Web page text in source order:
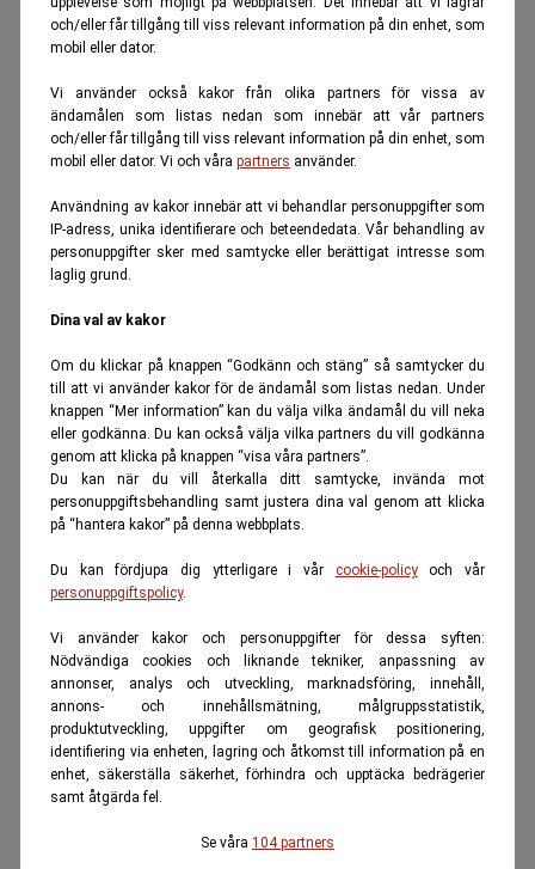
och/eller får tillgång till viss relevant information på din enhet, som
mobil eller dator.
Vi använder också kakor från olika partners för vissa av
ändamålen som listas nedan som innebär att vår partners
och/eller får tillgång till viss relevant information på din enhet, som
mobil eller dator. Vi och våra partners använder.
Användning av kakor innebär att vi behandlar personuppgifter som
IP-adress, unika identifierare och beteendedata. Vår behandling av
personuppgifter sker med samtycke eller berättigat intresse som
laglig grund.
Dina val av kakor
Om du klickar på knappen “Godkänn och stäng” så samtycker du
till att vi använder kakor för de ändamål som listas nedan. Under
knappen “Mer information” kan du välja vilka ändamål du vill neka
eller godkänna. Du kan också välja vilka partners du vill godkänna
genom att klicka på knappen “visa våra partners”.
Du kan när du vill återkalla ditt samtycke, invända mot
personuppgiftsbehandling samt justera dina val genom att klicka
på “hantera kakor” på denna webbplats.
Du kan fördjupa dig ytterligare i vår cookie-policyoch vår
personuppgiftspolicy.
Vi använder kakor och personuppgifter för dessa syften:
Nödvändiga cookies och liknande tekniker, anpassning av
annonser, analys och utveckling, marknadsföring, innehåll,
annons- och innehållsmätning, målgruppsstatistik,
produktutveckling, uppgifter om geografisk positionering,
identifiering via enheten, lagring och åtkomst till information på en
enhet, säkerställa säkerhet, förhindra och upptäcka bedrägerier
samt åtgärda fel.
Se våra 104 partners